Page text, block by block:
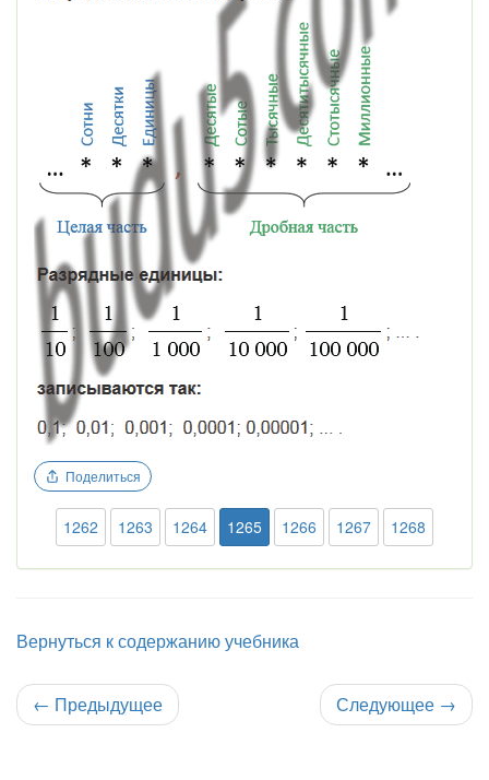
Поделиться
1262 1263 1264 1265 1266 1267 1268
Вернуться к содержанию учебника
← Предыдущее Следующее →